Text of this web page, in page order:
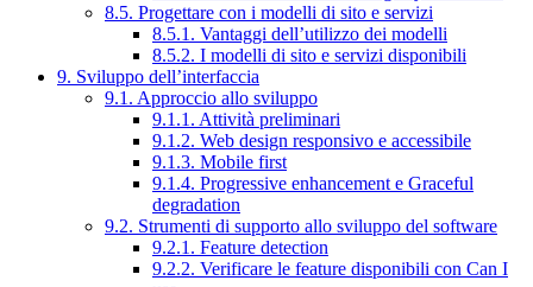
8.5. Progettare con i modelli di sito e servizi
8.5.1. Vantaggi dell’utilizzo dei modelli
8.5.2. I modelli di sito e servizi disponibili
9. Sviluppo dell’interfaccia
9.1. Approccio allo sviluppo
9.1.1. Attività preliminari
9.1.2. Web design responsivo e accessibile
9.1.3. Mobile first
9.1.4. Progressive enhancement e Graceful
degradation
9.2. Strumenti di supporto allo sviluppo del software
9.2.1. Feature detection
9.2.2. Verificare le feature disponibili con Can I